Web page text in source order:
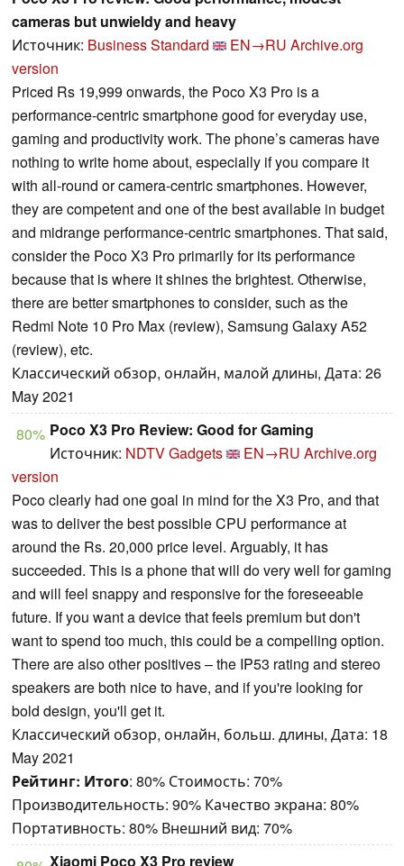
cameras but unwieldy and heavy
Источник: Business Standard EN→RU Archive.org
version
Priced Rs 19,999 onwards, the Poco X3 Pro is a
performance-centric smartphone good for everyday use,
gaming and productivity work. The phone’s cameras have
nothing to write home about, especially if you compare it
with all-round or camera-centric smartphones. However,
they are competent and one of the best available in budget
and midrange performance-centric smartphones. That said,
consider the Poco X3 Pro primarily for its performance
because that is where it shines the brightest. Otherwise,
there are better smartphones to consider, such as the
Redmi Note 10 Pro Max (review), Samsung Galaxy A52
(review), etc.
Классический обзор, онлайн, малой длины, Дата: 26
May 2021
80% Poco X3 Pro Review: Good for Gaming
Источник: NDTV Gadgets EN→RU Archive.org
version
Poco clearly had one goal in mind for the X3 Pro, and that
was to deliver the best possible CPU performance at
around the Rs. 20,000 price level. Arguably, it has
succeeded. This is a phone that will do very well for gaming
and will feel snappy and responsive for the foreseeable
future. If you want a device that feels premium but don't
want to spend too much, this could be a compelling option.
There are also other positives – the IP53 rating and stereo
speakers are both nice to have, and if you're looking for
bold design, you'll get it.
Классический обзор, онлайн, больш. длины, Дата: 18
May 2021
Рейтинг: Итого: 80% Стоимость: 70%
Производительность: 90% Качество экрана: 80%
Портативность: 80% Внешний вид: 70%
Xiaomi Poco X3 Pro review